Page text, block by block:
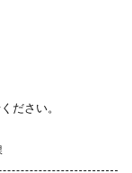
ださい。